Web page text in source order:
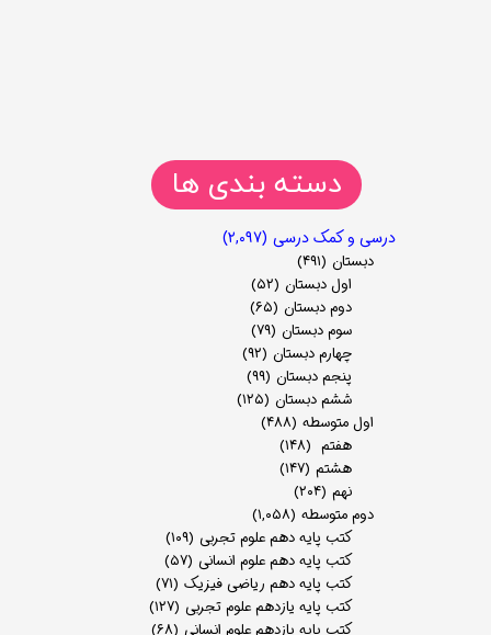
دسته بندی ها
درسی و کمک درسی (۲,۰۹۷)
دبستان (۴۹۱)
اول دبستان (۵۲)
دوم دبستان (۶۵)
سوم دبستان (۷۹)
چهارم دبستان (۹۲)
پنجم دبستان (۹۹)
ششم دبستان (۱۲۵)
اول متوسطه (۴۸۸)
هفتم (۱۴۸)
هشتم (۱۴۷)
نهم (۲۰۴)
دوم متوسطه (۱,۰۵۸)
کتب پایه دهم علوم تجربی (۱۰۹)
کتب پایه دهم علوم انسانی (۵۷)
کتب پایه دهم ریاضی فیزیک (۷۱)
کتب پایه یازدهم علوم تجربی (۱۲۷)
کتب پایه یازدهم علوم انسانی (۶۸)